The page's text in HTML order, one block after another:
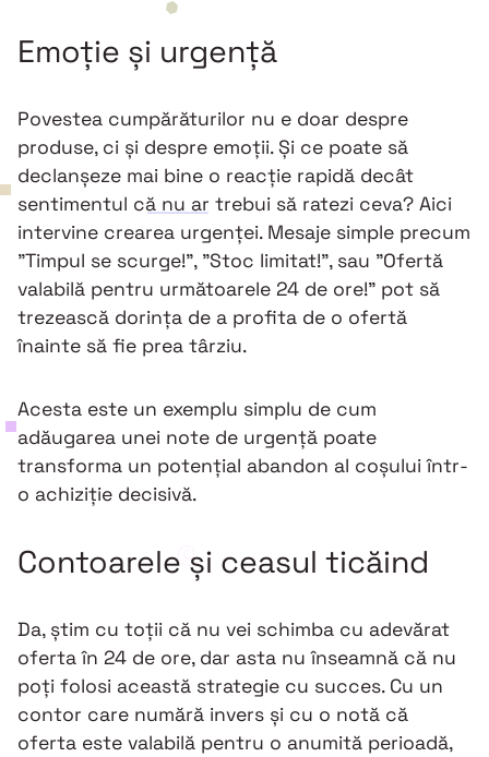
Emoție și urgență
Povestea cumpărăturilor nu e doar despre
produse, ci și despre emoții. Și ce poate să
declanșeze mai bine o reacție rapidă decât
sentimentul că nu ar trebui să ratezi ceva? Aici
intervine crearea urgenței. Mesaje simple precum
"Timpul se scurge!", "Stoc limitat!", sau "Ofertă
valabilă pentru următoarele 24 de ore!" pot să
trezească dorința de a profita de o ofertă
înainte să fie prea târziu.
Acesta este un exemplu simplu de cum
adăugarea unei note de urgență poate
transforma un potențial abandon al coșului într-
o achiziție decisivă.
Contoarele și ceasul ticăind
Da, știm cu toții că nu vei schimba cu adevărat
oferta în 24 de ore, dar asta nu înseamnă că nu
poți folosi această strategie cu succes. Cu un
contor care numără invers și cu o notă că
oferta este valabilă pentru o anumită perioadă,